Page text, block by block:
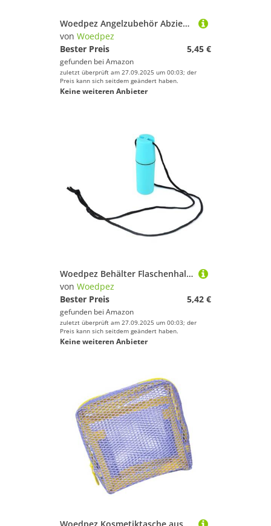
Woedpez Angelzubehör Abzieher Werkzeug Schnur Knotenwerkzeug 8/10/12/15 mm Sizer Multifunktionaler Knotter Multifunktional
von Woedpez
Bester Preis
5,45 €
gefunden bei Amazon
zuletzt überprüft am 27.09.2025 um 00:03; der
Preis kann sich seitdem geändert haben.
Keine weiteren Anbieter
Woedpez Behälter Flaschenhalter Aufbewahrung Wasserdichte Boxen mit Umhängeband für Schwimmer, Tauchen, Kajak, Boot, Kanu, Schwimmzubehör, wasserdichter Behälter, wasserdichter Behälter,
von Woedpez
Bester Preis
5,42 €
gefunden bei Amazon
zuletzt überprüft am 27.09.2025 um 00:03; der
Preis kann sich seitdem geändert haben.
Keine weiteren Anbieter